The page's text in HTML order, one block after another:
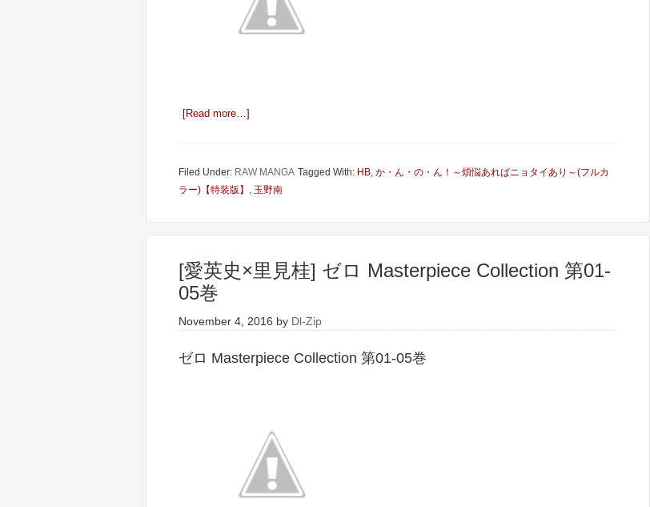
[Read more…]
Filed Under: RAW MANGA Tagged With: HB, か・ん・の・ん！～煩悩あればニョタイあり～(フルカ
ラー)【特装版】 , 玉野南
[愛英史×里見桂] ゼロ Masterpiece Collection 第01-
05巻
November 4, 2016 by Dl-Zip
ゼロ Masterpiece Collection 第01-05巻